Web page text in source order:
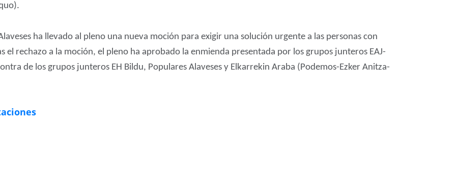
ha llevado al pleno una nueva moción para exigir una solución urgente a las personas con
el rechazo a la moción, el pleno ha aprobado la enmienda presentada por los grupos junteros EAJ-
de los grupos junteros EH Bildu, Populares Alaveses y Elkarrekin Araba (Podemos-Ezker Anitza-